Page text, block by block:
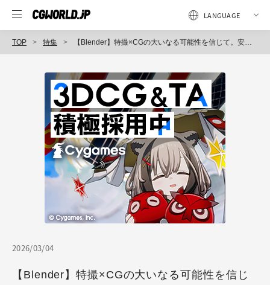
TOP 特集 【Blender】特撮×CGの大いなる可能性を信じて。安岡篤志（クリーチャースタジオ）が、クラウドファンディングに挑戦中｜怪獣CG特撮『ウチナー★ヒーローズ』
2026/03/04
【Blender】特撮×CGの大いなる可能性を信じ